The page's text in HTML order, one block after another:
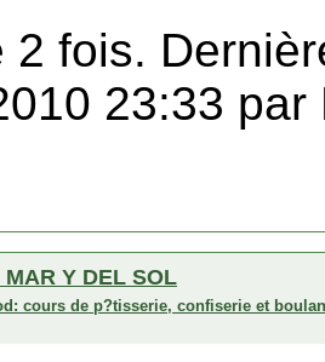
2 fois.
23:33 par
Y DEL SOL
cours de p?tisserie, confiserie et